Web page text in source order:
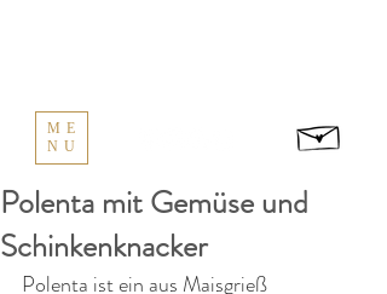
ME
NU
Polenta mit Gemüse und
Schinkenknacker
Polenta ist ein aus Maisgrieß